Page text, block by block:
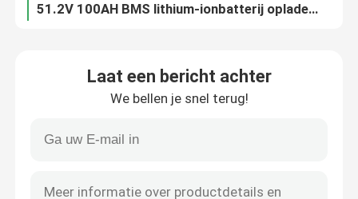
Verzoek om een Citaat
Zonne draagbare krachtcentrale
51.2V 100AH ​​BMS lithium-ionbatterij opladen voor bankvoeding
Laat een bericht achter
We bellen je snel terug!